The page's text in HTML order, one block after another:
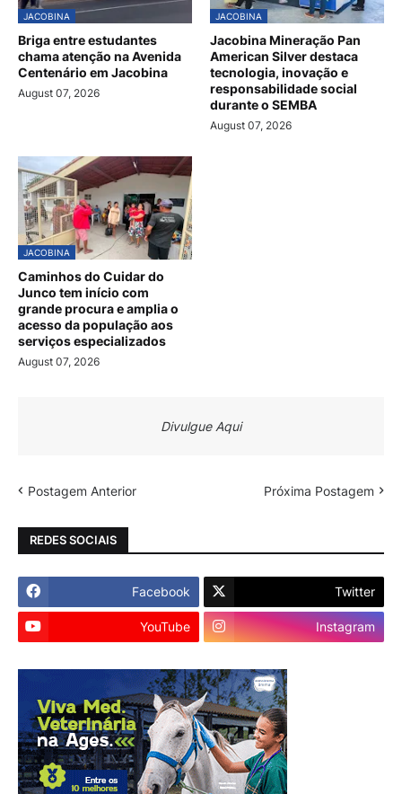
JACOBINA
Briga entre estudantes
chama atenção na Avenida
Centenário em Jacobina
August 07, 2026
JACOBINA
Jacobina Mineração Pan
American Silver destaca
tecnologia, inovação e
responsabilidade social
durante o SEMBA
August 07, 2026
JACOBINA
Caminhos do Cuidar do
Junco tem início com
grande procura e amplia o
acesso da população aos
serviços especializados
August 07, 2026
Divulgue Aqui
Postagem Anterior Próxima Postagem
REDES SOCIAIS
Facebook Twitter
YouTube Instagram